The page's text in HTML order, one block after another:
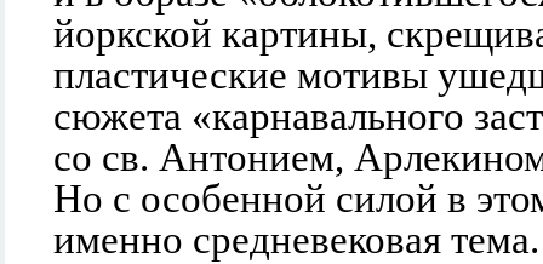
йоркской картины,
пластические мотивы
сюжета «карнавального
со св. Антонием,
Но с особенной силой в
именно средневековая тема.